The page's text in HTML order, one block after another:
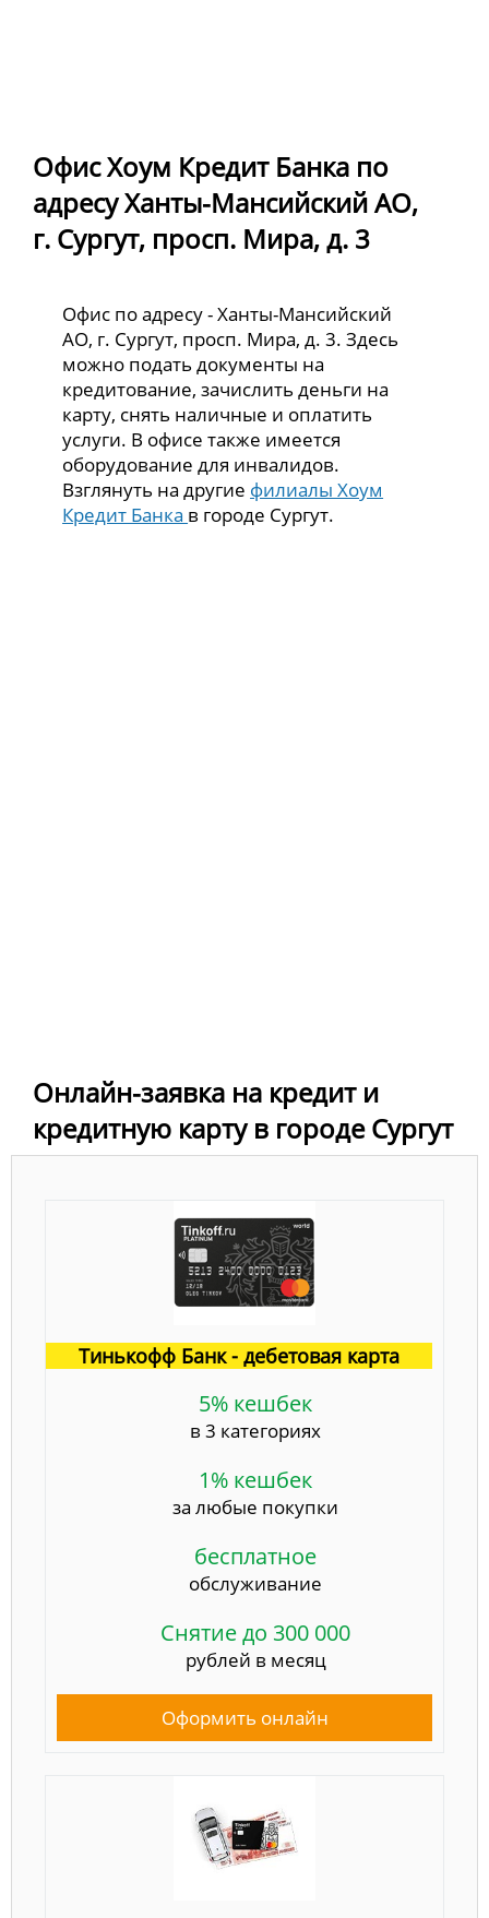
Офис Хоум Кредит Банка по
адресу Ханты-Мансийский АО,
г. Сургут, просп. Мира, д. 3
Офис по адресу - Ханты-Мансийский
АО, г. Сургут, просп. Мира, д. 3. Здесь
можно подать документы на
кредитование, зачислить деньги на
карту, снять наличные и оплатить
услуги. В офисе также имеется
оборудование для инвалидов.
Взглянуть на другие филиалы Хоум
Кредит Банка в городе Сургут.
Онлайн-заявка на кредит и
кредитную карту в городе Сургут
Тинькофф Банк - дебетовая карта
5% кешбек
в 3 категориях
1% кешбек
за любые покупки
бесплатное
обслуживание
Снятие до 300 000
рублей в месяц
Оформить онлайн